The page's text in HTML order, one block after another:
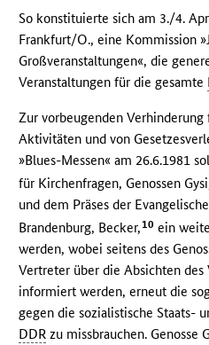
So konstituierte sich am 3./4.
Frankfurt/O., eine Kommission
Großveranstaltungen«, die
Veranstaltungen für die gesamte
Zur vorbeugenden
Aktivitäten und von
»Blues-Messen« am 26.6.1981
für Kirchenfragen, Genossen
und dem Präses der
Brandenburg, Becker,10 ein
werden, wobei seitens des
Vertreter über die Absichten
informiert werden, erneut die
gegen die sozialistische Staats-
DDR zu missbrauchen. Genosse